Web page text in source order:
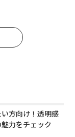
方向け！透明感
力をチェック